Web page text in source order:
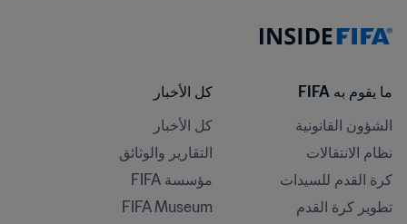
ما يقوم به FIFA
الشؤون القانونية
نظام الانتقالات
كرة القدم للسيدات
تطوير كرة القدم
كل الأخبار
كل الأخبار
التقارير والوثائق
مؤسسة FIFA
FIFA Museum